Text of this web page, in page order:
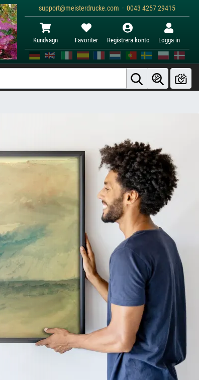
support@meisterdrucke.com · 0043 4257 29415
Kundvagn Favoriter Registrera konto Logga in